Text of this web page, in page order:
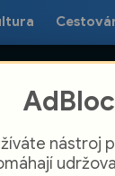
nástroj